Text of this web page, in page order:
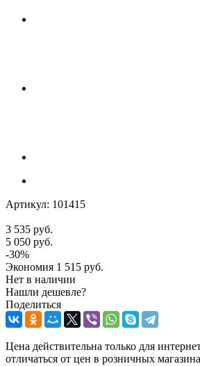
Артикул: 101415
3 535 руб.
5 050 руб.
-30%
Экономия 1 515 руб.
Нет в наличии
Нашли дешевле?
Поделиться
Цена действительна только для
отличаться от цен в розничных